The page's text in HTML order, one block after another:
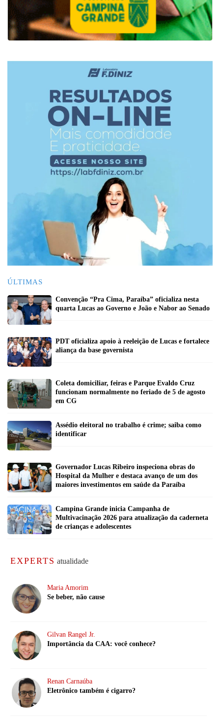
ÚLTIMAS
Convenção “Pra Cima, Paraíba” oficializa nesta
quarta Lucas ao Governo e João e Nabor ao Senado
PDT oficializa apoio à reeleição de Lucas e fortalece
aliança da base governista
Coleta domiciliar, feiras e Parque Evaldo Cruz
funcionam normalmente no feriado de 5 de agosto
em CG
Assédio eleitoral no trabalho é crime; saiba como
identificar
Governador Lucas Ribeiro inspeciona obras do
Hospital da Mulher e destaca avanço de um dos
maiores investimentos em saúde da Paraíba
Campina Grande inicia Campanha de
Multivacinação 2026 para atualização da caderneta
de crianças e adolescentes
EXPERTS atualidade
Maria Amorim
Se beber, não cause
Gilvan Rangel Jr.
Importância da CAA: você conhece?
Renan Carnaúba
Eletrônico também é cigarro?